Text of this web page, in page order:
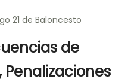
21 de Baloncesto
de
Penalizaciones